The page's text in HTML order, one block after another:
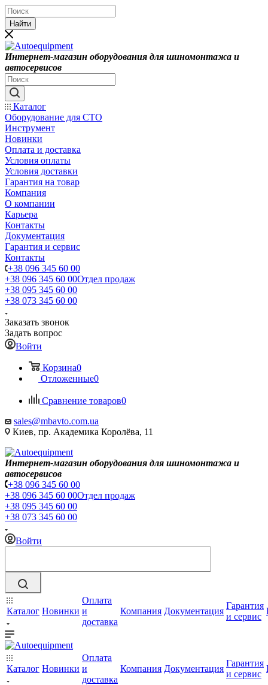
Найти
Интернет-магазин оборудования для шиномонтажа и
автосервисов
Каталог
Оборудование для СТО
Инструмент
Новинки
Оплата и доставка
Условия оплаты
Условия доставки
Гарантия на товар
Компания
О компании
Карьера
Контакты
Документация
Гарантия и сервис
Контакты
+38 096 345 60 00
+38 096 345 60 00Отдел продаж
+38 095 345 60 00
+38 073 345 60 00
Заказать звонок
Задать вопрос
Войти
Корзина0
Отложенные0
Сравнение товаров0
sales@mbavto.com.ua
Киев, пр. Академика Королёва, 11
Интернет-магазин оборудования для шиномонтажа и
автосервисов
+38 096 345 60 00
+38 096 345 60 00Отдел продаж
+38 095 345 60 00
+38 073 345 60 00
Войти
Каталог Новинки
Оплата
и
доставка
Компания Документация
Гарантия
и сервис
Каталог Новинки
Оплата
и
доставка
Компания Документация
Гарантия
и сервис